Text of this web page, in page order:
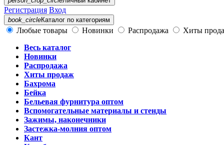
Регистрация Вход
book_circleКаталог по категориям
Любые товары Новинки Распродажа
Хиты
Весь каталог
Новинки
Распродажа
Хиты продаж
Бахрома
Бейка
Бельевая фурнитура оптом
Вспомогательные материалы и стенды
Зажимы, наконечники
Застежка-молния оптом
Кант